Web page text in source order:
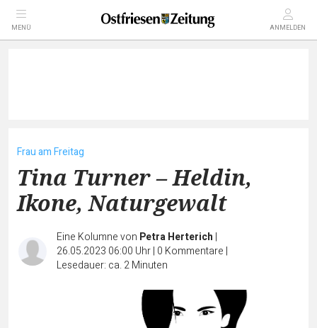
MENÜ ANMELDEN
Frau am Freitag
Tina Turner – Heldin,
Ikone, Naturgewalt
Eine Kolumne von Petra Herterich |
26.05.2023 06:00 Uhr| 0 Kommentare |
Lesedauer: ca. 2 Minuten